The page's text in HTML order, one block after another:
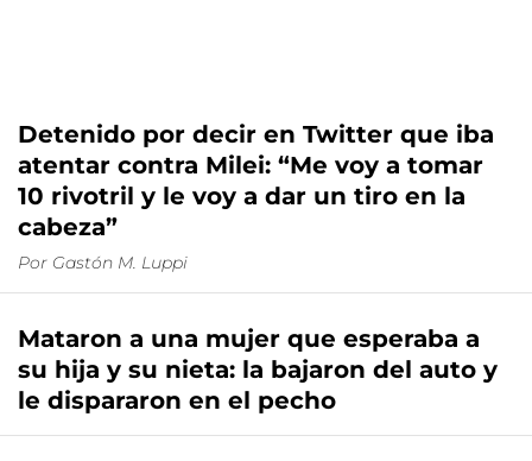
Detenido por decir en Twitter que iba
atentar contra Milei: “Me voy a tomar
10 rivotril y le voy a dar un tiro en la
cabeza”
Por Gastón M. Luppi
Mataron a una mujer que esperaba a
su hija y su nieta: la bajaron del auto y
le dispararon en el pecho